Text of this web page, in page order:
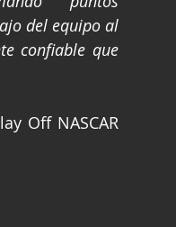
del equipo al
confiable que
Off NASCAR